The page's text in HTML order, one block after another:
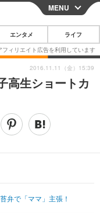
CLOSE
スマートフォン
その他
映画・ドラマ
ブログ
MENU
エンタメ ライフ
高生ショートカ
弁で「ママ」主張！
2016.11.11（金）15:39